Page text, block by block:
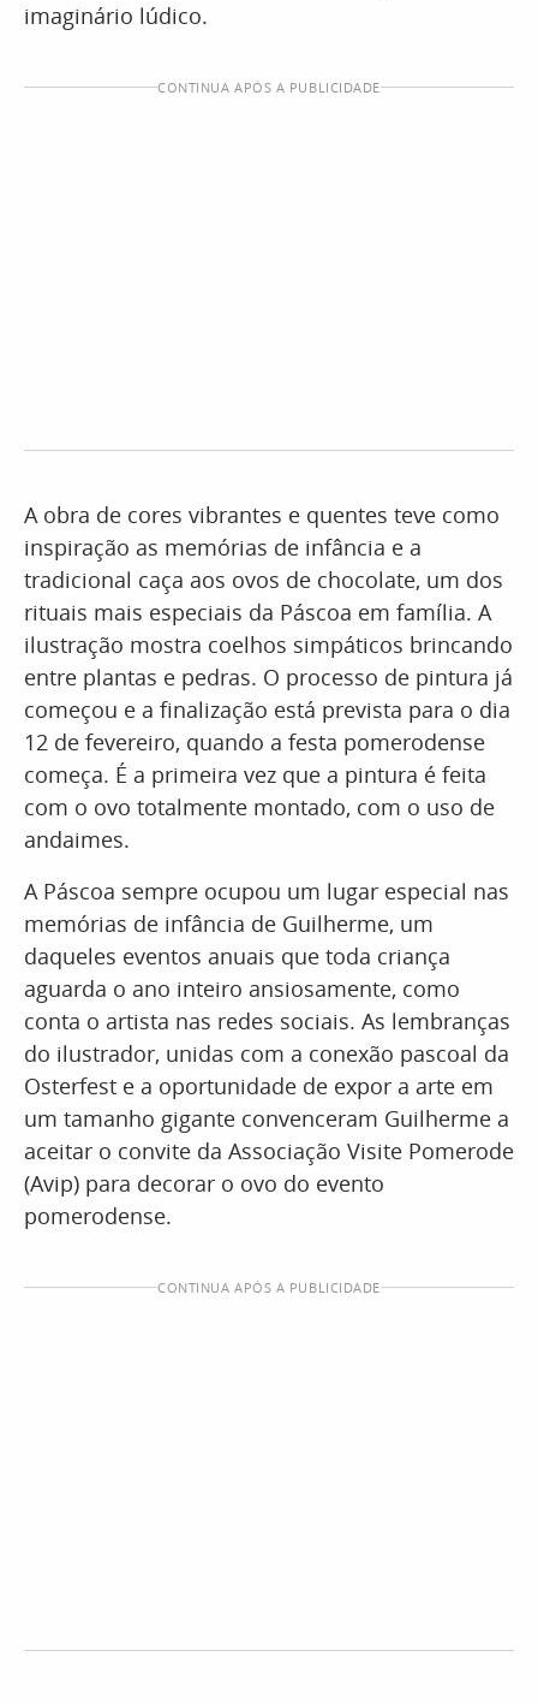
imaginário lúdico.
CONTINUA APÓS A PUBLICIDADE
A obra de cores vibrantes e quentes teve como
inspiração as memórias de infância e a
tradicional caça aos ovos de chocolate, um dos
rituais mais especiais da Páscoa em família. A
ilustração mostra coelhos simpáticos brincando
entre plantas e pedras. O processo de pintura já
começou e a finalização está prevista para o dia
12 de fevereiro, quando a festa pomerodense
começa. É a primeira vez que a pintura é feita
com o ovo totalmente montado, com o uso de
andaimes.
A Páscoa sempre ocupou um lugar especial nas
memórias de infância de Guilherme, um
daqueles eventos anuais que toda criança
aguarda o ano inteiro ansiosamente, como
conta o artista nas redes sociais. As lembranças
do ilustrador, unidas com a conexão pascoal da
Osterfest e a oportunidade de expor a arte em
um tamanho gigante convenceram Guilherme a
aceitar o convite da Associação Visite Pomerode
(Avip) para decorar o ovo do evento
pomerodense.
CONTINUA APÓS A PUBLICIDADE